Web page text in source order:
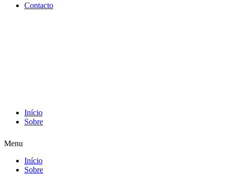
Contacto
Início
Sobre
Menu
Início
Sobre